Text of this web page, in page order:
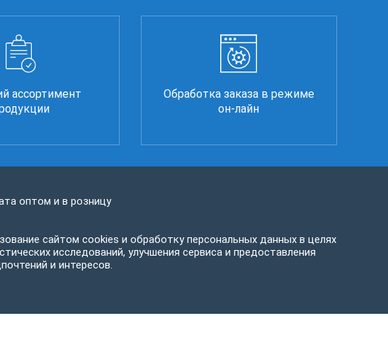
ассортимент
Обработка заказа в режиме
он-лайн
оптом и в розницу
сайтом cookies и обработку персональных данных в целях
исследований, улучшения сервиса и предоставления
и интересов.